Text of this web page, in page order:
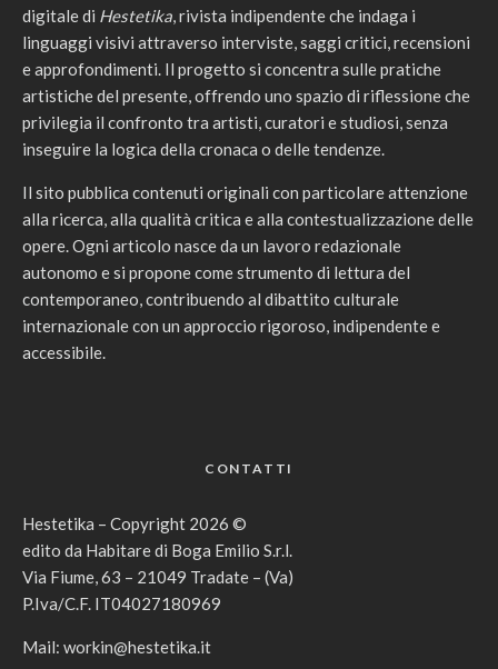
digitale di Hestetika, rivista indipendente che indaga i
linguaggi visivi attraverso interviste, saggi critici, recensioni
e approfondimenti. Il progetto si concentra sulle pratiche
artistiche del presente, offrendo uno spazio di riflessione che
privilegia il confronto tra artisti, curatori e studiosi, senza
inseguire la logica della cronaca o delle tendenze.
Il sito pubblica contenuti originali con particolare attenzione
alla ricerca, alla qualità critica e alla contestualizzazione delle
opere. Ogni articolo nasce da un lavoro redazionale
autonomo e si propone come strumento di lettura del
contemporaneo, contribuendo al dibattito culturale
internazionale con un approccio rigoroso, indipendente e
accessibile.
CONTATTI
Hestetika – Copyright 2026 ©
edito da Habitare di Boga Emilio S.r.l.
Via Fiume, 63 – 21049 Tradate – (Va)
P.Iva/C.F. IT04027180969
Mail: workin@hestetika.it